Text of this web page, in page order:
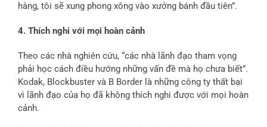
hàng, tôi sẽ xung phong xông vào xưởng bánh đầu tiên”.
4. Thích nghi với mọi hoàn cảnh
Theo các nhà nghiên cứu, “các nhà lãnh đạo tham vọng
phải học cách điều hướng những vấn đề mà họ chưa biết”.
Kodak, Blockbuster và B Border là những công ty thất bại
vì lãnh đạo của họ đã không thích nghi được với mọi hoàn
cảnh.